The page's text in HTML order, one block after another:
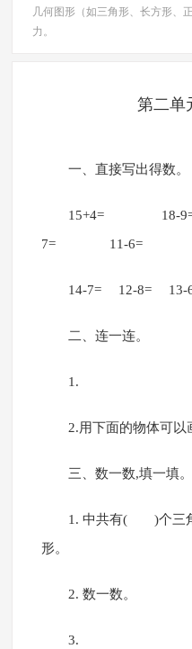
几何图形（如三角形、长方形、
力。
第二单
一、直接写出得数。
15+4=
7= 11-6=
14-7= 12-8= 13-
二、连一连。
1.
2.用下面的物体可以
三、数一数,填一填。
1. 中共有( )个三
形。
2. 数一数。
3.